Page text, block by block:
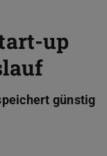
up
günstig